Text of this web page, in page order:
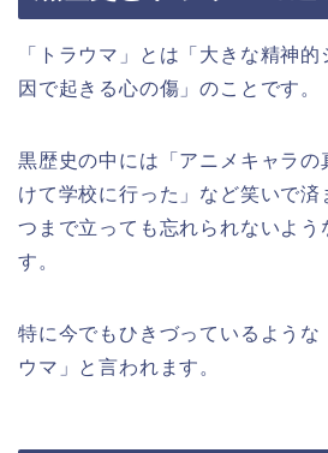
「トラウマ」とは「大きな精神
因で起きる心の傷」のことです。
黒歴史の中には「アニメキャラの
けて学校に行った」など笑いで済
つまで立っても忘れられないよう
す。
特に今でもひきづっているような
ウマ」と言われます。